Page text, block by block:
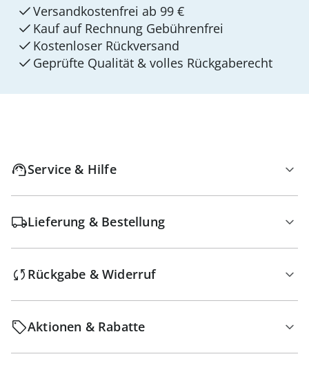
Versandkostenfrei ab 99 €
Kauf auf Rechnung Gebührenfrei
Kostenloser Rückversand
Geprüfte Qualität & volles Rückgaberecht
Service & Hilfe
Lieferung & Bestellung
Rückgabe & Widerruf
Aktionen & Rabatte